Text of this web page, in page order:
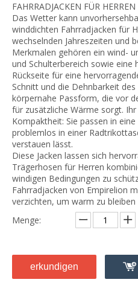
FAHRRADJACKEN FÜR HERREN
Das Wetter kann
winddichten Fahrradjacken für
wechselnden Jahreszeiten und
Merkmalen gehören ein wind-
und Schulterbereich sowie eine
Rückseite für eine
Schnitt und die Dehnbarkeit
körpernahe Passform, die vor
für zusätzliche Wärme sorgt.
Kompaktheit: Sie passen in
problemlos in einer
verstauen lässt.
Diese Jacken lassen sich
Trägerhosen für Herren
windigen Bedingungen zu
Fahrradjacken von Empirelion
verzichten, um warm zu bleiben
Menge:
erkundigen